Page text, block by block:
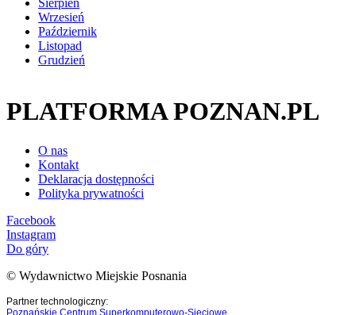
Wrzesień
Październik
Listopad
Grudzień
PLATFORMA POZNAN.PL
O nas
Kontakt
Deklaracja dostępności
Polityka prywatności
Facebook
Instagram
Do góry
© Wydawnictwo Miejskie Posnania
Partner technologiczny:
Poznańskie Centrum Superkomputerowo-Sieciowe